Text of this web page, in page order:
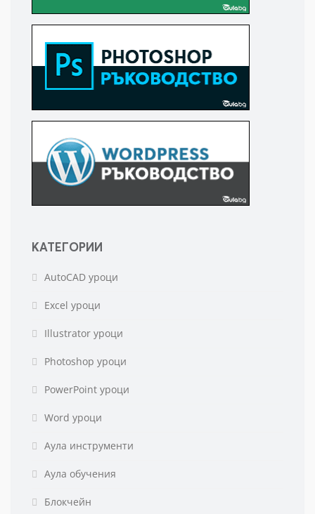
КАТЕГОРИИ
AutoCAD уроци
Excel уроци
Illustrator уроци
Photoshop уроци
PowerPoint уроци
Word уроци
Аула инструменти
Аула обучения
Блокчейн